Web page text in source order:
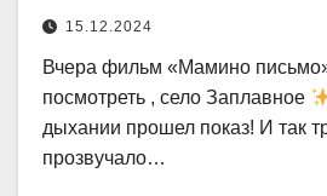
15.12.2024
Вчера фильм «Мамино
посмотреть , село Заплавное
дыхании прошел показ! И так
прозвучало…